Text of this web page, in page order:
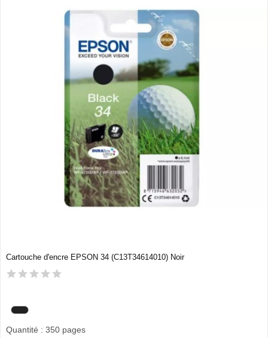
Cartouche d'encre EPSON 34 (C13T34614010) Noir
Quantité : 350 pages